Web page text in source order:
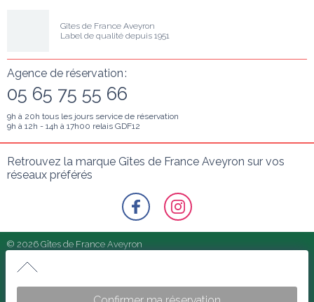
Gîtes de France Aveyron
Label de qualité depuis 1951
Agence de réservation :
05 65 75 55 66
9h à 20h tous les jours service de réservation
9h à 12h - 14h à 17h00 relais GDF12
Retrouvez la marque Gîtes de France Aveyron sur vos
réseaux préférés
© 2026 Gîtes de France Aveyron
Politique de confidentialité
Le Loft Cocoon
Charme, design, bien-être ... tout est conçu dans ce loft